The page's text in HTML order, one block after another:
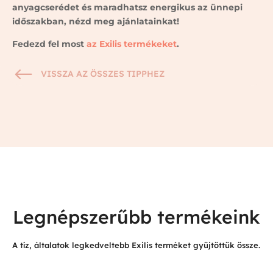
anyagcserédet és maradhatsz energikus az ünnepi
időszakban, nézd meg ajánlatainkat!
Fedezd fel most az Exilis termékeket.
# VISSZA AZ ÖSSZES TIPPHEZ
Legnépszerűbb termékeink
A tíz, általatok legkedveltebb Exilis terméket gyűjtöttük össze.